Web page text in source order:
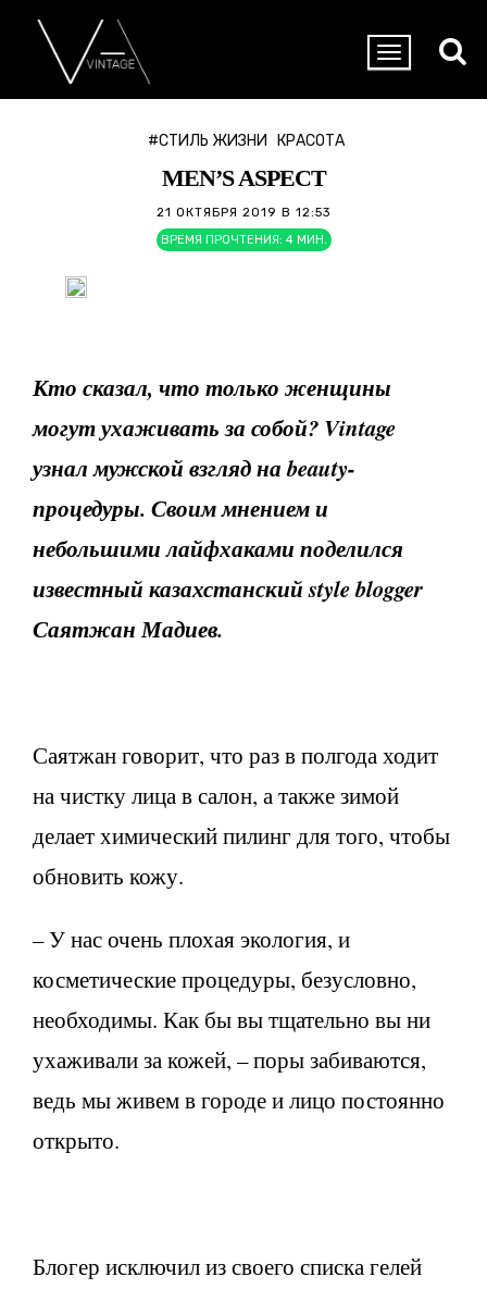
#СТИЛЬ ЖИЗНИ КРАСОТА
MEN’S ASPECT
21 ОКТЯБРЯ 2019 В 12:53
ВРЕМЯ ПРОЧТЕНИЯ: 4 МИН.
Кто сказал, что только женщины
могут ухаживать за собой? Vintage
узнал мужской взгляд на beauty-
процедуры. Своим мнением и
небольшими лайфхаками поделился
известный казахстанский style blogger
Саятжан Мадиев.
Саятжан говорит, что раз в полгода ходит
на чистку лица в салон, а также зимой
делает химический пилинг для того, чтобы
обновить кожу.
– У нас очень плохая экология, и
косметические процедуры, безусловно,
необходимы. Как бы вы тщательно вы ни
ухаживали за кожей, – поры забиваются,
ведь мы живем в городе и лицо постоянно
открыто.
Блогер исключил из своего списка гелей